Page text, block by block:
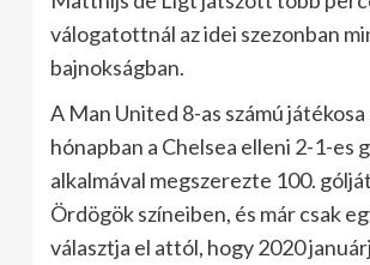
válogatottnál az idei szezonban
bajnokságban.
A Man United 8-as számú játékosa
hónapban a Chelsea elleni 2-1-es
alkalmával megszerezte 100.
Ördögök színeiben, és már csak
választja el attól, hogy 2020